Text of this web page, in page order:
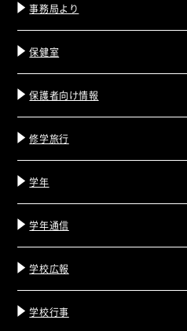
事務局より
保健室
保護者向け情報
修学旅行
学年
学年通信
学校広報
学校行事